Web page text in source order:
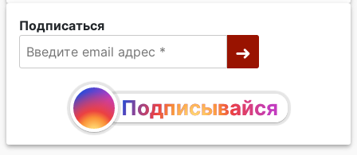
Подписаться
Подписывайся